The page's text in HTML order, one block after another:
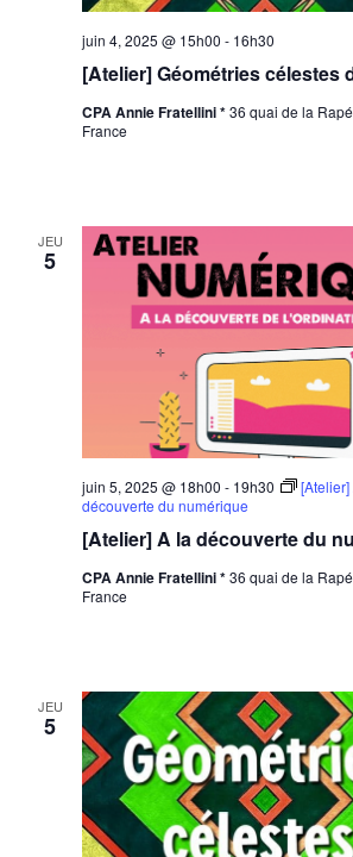
[Atelier] Géométries célestes
juin 4, 2025 @ 15h00 - 16h30
CPA Annie Fratellini *36 quai de la
France
JEU
5
[Atelier] A la découverte du
juin 5, 2025 @ 18h00 - 19h30
[Atelier]
découverte du numérique
CPA Annie Fratellini *36 quai de la
France
JEU
5